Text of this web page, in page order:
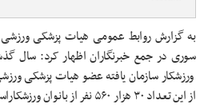
به گزارش روابط عمومی هیات پزشکی ورزشی
ورزشکار سازمان یافته عضو هیات پزشکی
از این تعداد ۳۰ هزار ۵۶۰ نفر از بانوان ورزشکاراستان هستند.